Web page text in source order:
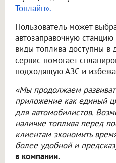
Топлайн».
Пользователь может
автозаправочную
виды топлива доступны
сервис помогает
подходящую АЗС и
«Мы продолжаем
приложение как единый
для автомобилистов.
наличие топлива перед
клиентам экономить
более удобной и
в компании.